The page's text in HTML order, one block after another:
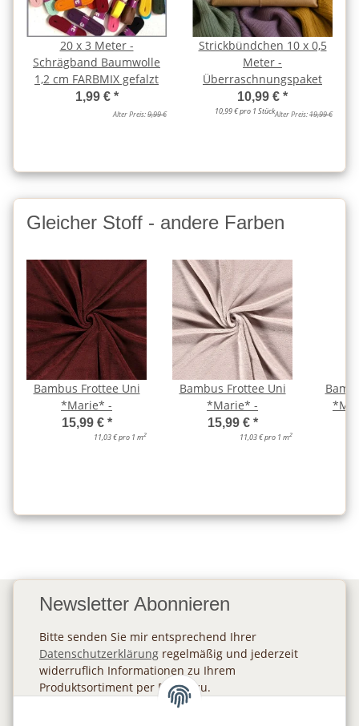
20 x 3 Meter -
Schrägband Baumwolle
1,2 cm FARBMIX gefalzt
1,99 € *
Alter Preis:9,99 €
Strickbündchen 10 x 0,5
Meter -
Überraschnungspaket
10,99 € *
10,99 € pro 1 StückAlter Preis:19,99 €
Gleicher Stoff - andere Farben
Bambus Frottee Uni
*Marie* -
15,99 € *
11,03 € pro 1 m2
Bambus Frottee Uni
*Marie* -
15,99 € *
11,03 € pro 1 m2
Newsletter Abonnieren
Bitte senden Sie mir entsprechend Ihrer
Datenschutzerklärung regelmäßig und jederzeit
widerruflich Informationen zu Ihrem
Produktsortiment per E-Mail zu.